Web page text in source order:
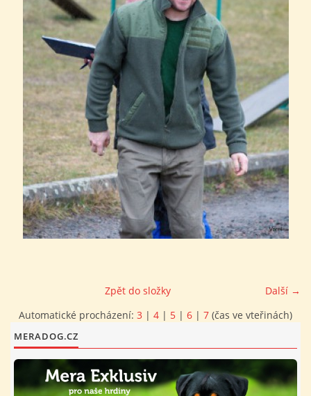
PŘÍSPĚVKY A POPLATKY
KONTAKTY KK
FOTOALBUM
PROVOZNÍ ŘÁD
O NÁS - HISTORIE A SOUČASNOST
AVZO TSČ ČR CHRUDIM P.S.
Další →
Zpět do složky
Automatické procházení: 3 | 4 | 5 | 6 | 7 (čas ve vteřinách)
MERADOG.CZ